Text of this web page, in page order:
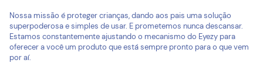
Nossa missão é proteger crianças, dando aos pais uma solução
superpoderosa e simples de usar. E prometemos nunca descansar.
Estamos constantemente ajustando o mecanismo do Eyezy para
oferecer a você um produto que está sempre pronto para o que vem
por aí.